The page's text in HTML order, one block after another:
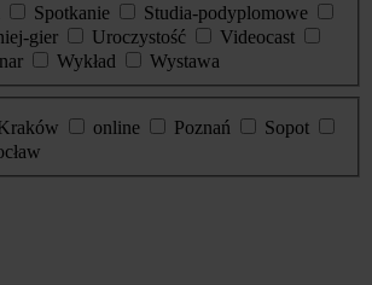
Spotkanie
Studia-podyplomowe
gier Uroczystość
Videocast
Wykład
Wystawa
online Poznań
Sopot